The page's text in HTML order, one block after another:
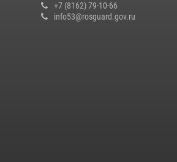
+7 (8162) 79-10-66
info53@rosguard.gov.ru